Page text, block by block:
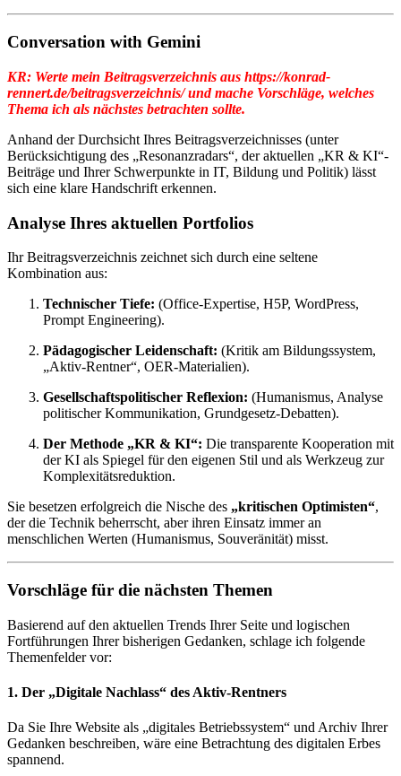
Conversation with Gemini
KR: Werte mein Beitragsverzeichnis aus https://konrad-
rennert.de/beitragsverzeichnis/ und mache Vorschläge, welches
Thema ich als nächstes betrachten sollte.
Anhand der Durchsicht Ihres Beitragsverzeichnisses (unter
Berücksichtigung des „Resonanzradars“, der aktuellen „KR & KI“-
Beiträge und Ihrer Schwerpunkte in IT, Bildung und Politik) lässt
sich eine klare Handschrift erkennen.
Analyse Ihres aktuellen Portfolios
Ihr Beitragsverzeichnis zeichnet sich durch eine seltene
Kombination aus:
Technischer Tiefe: (Office-Expertise, H5P, WordPress,
Prompt Engineering).
Pädagogischer Leidenschaft: (Kritik am Bildungssystem,
„Aktiv-Rentner“, OER-Materialien).
Gesellschaftspolitischer Reflexion: (Humanismus, Analyse
politischer Kommunikation, Grundgesetz-Debatten).
Der Methode „KR & KI“: Die transparente Kooperation mit
der KI als Spiegel für den eigenen Stil und als Werkzeug zur
Komplexitätsreduktion.
Sie besetzen erfolgreich die Nische des „kritischen Optimisten“,
der die Technik beherrscht, aber ihren Einsatz immer an
menschlichen Werten (Humanismus, Souveränität) misst.
Vorschläge für die nächsten Themen
Basierend auf den aktuellen Trends Ihrer Seite und logischen
Fortführungen Ihrer bisherigen Gedanken, schlage ich folgende
Themenfelder vor:
1. Der „Digitale Nachlass“ des Aktiv-Rentners
Da Sie Ihre Website als „digitales Betriebssystem“ und Archiv Ihrer
Gedanken beschreiben, wäre eine Betrachtung des digitalen Erbes
spannend.